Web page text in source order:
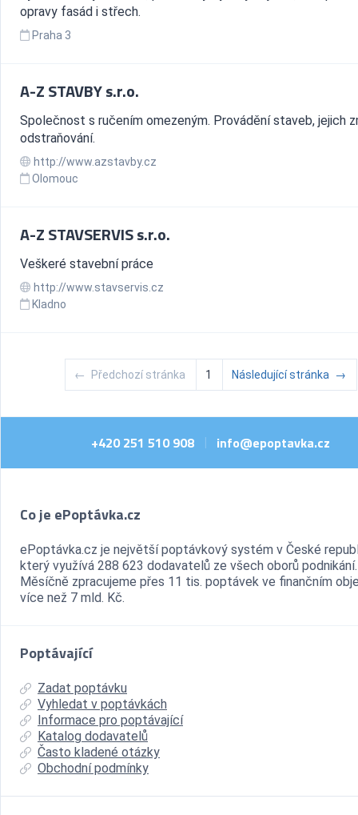
opravy fasád i střech.
Praha 3
A-Z STAVBY s.r.o.
Společnost s ručením omezeným. Provádění staveb, jejich
odstraňování.
http://www.azstavby.cz
Olomouc
A-Z STAVSERVIS s.r.o.
Veškeré stavební práce
http://www.stavservis.cz
Kladno
← Předchozí stránka 1 Následující stránka →
+420 251 510 908 | info@epoptavka.cz
Co je ePoptávka.cz
ePoptávka.cz je největší poptávkový systém v České
který využívá 288 623 dodavatelů ze všech oborů podnikání.
Měsíčně zpracujeme přes 11 tis. poptávek ve finančním
více než 7 mld. Kč.
Poptávající
Zadat poptávku
Vyhledat v poptávkách
Informace pro poptávající
Katalog dodavatelů
Často kladené otázky
Obchodní podmínky